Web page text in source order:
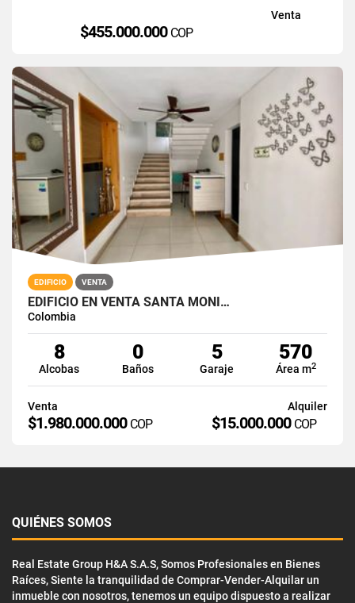
Venta
$455.000.000 COP
EDIFICIO VENTA
EDIFICIO EN VENTA SANTA MONI…
Colombia
8
Alcobas
0
Baños
5
Garaje
570
Área m2
Venta
$1.980.000.000 COP
Alquiler
$15.000.000 COP
QUIÉNES SOMOS
Real Estate Group H&A S.A.S, Somos Profesionales en Bienes
Raíces, Siente la tranquilidad de Comprar-Vender-Alquilar un
inmueble con nosotros, tenemos un equipo dispuesto a realizar